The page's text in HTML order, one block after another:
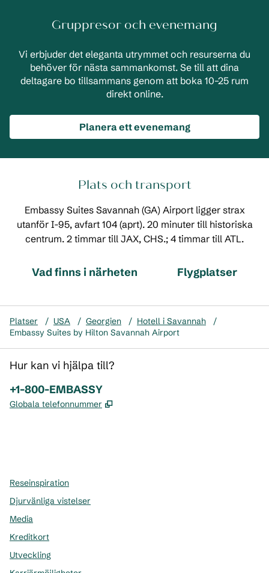
Gruppresor och evenemang
Vi erbjuder det eleganta utrymmet och resurserna du
behöver för nästa sammankomst. Se till att dina
deltagare bo tillsammans genom att boka 10–25 rum
direkt online.
Planera ett evenemang
Plats och transport
Embassy Suites Savannah (GA) Airport ligger strax
utanför I-95, avfart 104 (aprt). 20 minuter till historiska
centrum. 2 timmar till JAX, CHS.; 4 timmar till ATL.
Vad finns i närheten Flygplatser
Platser / USA / Georgien / Hotell i Savannah
/
Embassy Suites by Hilton Savannah Airport
Hur kan vi hjälpa till?
Telefon:
+1-800-EMBASSY
Globala telefonnummer ,
Reseinspiration
Djurvänliga vistelser
Media
Kreditkort
Utveckling